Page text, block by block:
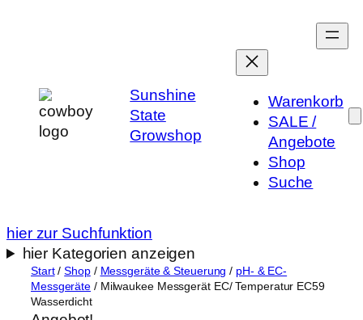
Sunshine
State
Growshop
Warenkorb
SALE /
Angebote
Shop
Suche
hier zur Suchfunktion
hier Kategorien anzeigen
Start/Shop/ Messgeräte & Steuerung / pH- & EC-
Messgeräte / Milwaukee Messgerät EC/ Temperatur EC59
Wasserdicht